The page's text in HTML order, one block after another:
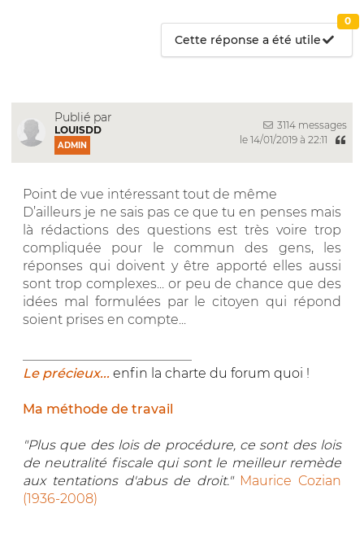
Cette réponse a été utile
0
Publié par
LOUISDD
ADMIN
3114 messages
le 14/01/2019 à 22:11
Point de vue intéressant tout de même
D’ailleurs je ne sais pas ce que tu en penses mais
là rédactions des questions est très voire trop
compliquée pour le commun des gens, les
réponses qui doivent y être apporté elles aussi
sont trop complexes... or peu de chance que des
idées mal formulées par le citoyen qui répond
soient prises en compte...
Le précieux... enfin la charte du forum quoi !
Ma méthode de travail
"Plus que des lois de procédure, ce sont des lois
de neutralité fiscale qui sont le meilleur remède
aux tentations d'abus de droit." Maurice Cozian
(1936-2008)